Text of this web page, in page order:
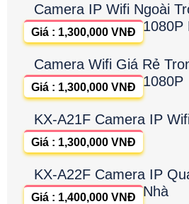
Camera IP Wifi Ngoài
1080P
Giá : 1,300,000 VNĐ
Camera Wifi Giá Rẻ
1080P
Giá : 1,300,000 VNĐ
KX-A21F Camera IP
Giá : 1,300,000 VNĐ
KX-A22F Camera IP
Nhà
Giá : 1,400,000 VNĐ